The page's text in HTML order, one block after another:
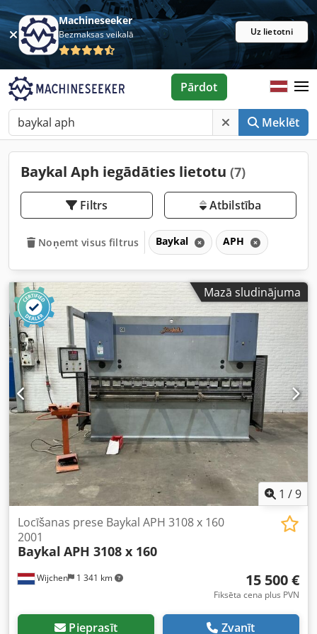
Machineseeker
Bezmaksas veikalā Uz lietotni
Meklēt
Pārdot
Baykal Aph iegādāties lietotu (7)
Filtrs Atbilstība
Noņemt visus filtrus Baykal APH
Mazā sludinājuma
1 /9
Wijchen 1 341 km
Locīšanas prese Baykal APH 3108 x 160
2001
Baykal APH 3108 x 160
15 500 €
Fiksēta cena plus PVN
Pieprasīt Zvanīt